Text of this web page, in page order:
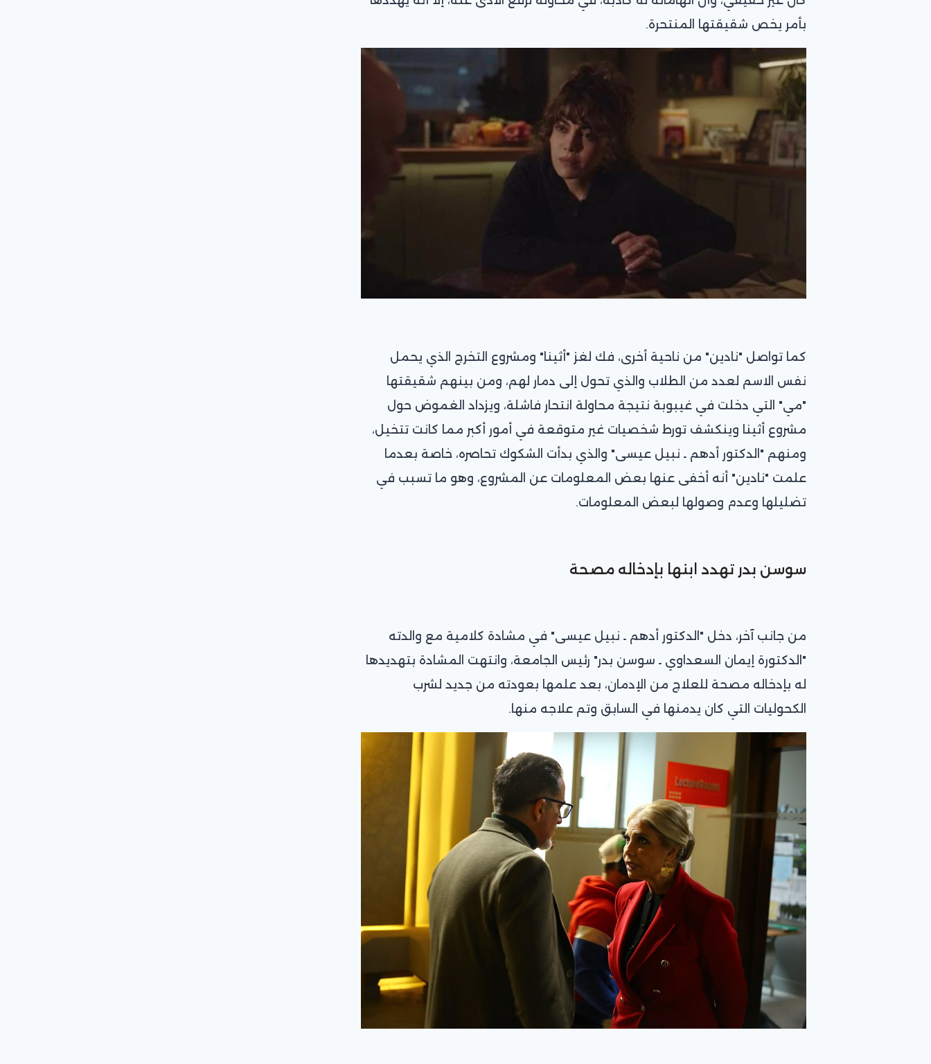
بأمر يخص شقيقتها المنتحرة.
كما تواصل "نادين" من ناحية أخرى، فك لغز "أثينا" ومشروع التخرج الذي يحمل
نفس الاسم لعدد من الطلاب والذي تحول إلى دمار لهم، ومن بينهم شقيقتها
"مي" التي دخلت في غيبوبة نتيجة محاولة انتحار فاشلة، ويزداد الغموض حول
مشروع أثينا وينكشف تورط شخصيات غير متوقعة في أمور أكبر مما كانت تتخيل،
ومنهم "الدكتور أدهم ـ نبيل عيسى" والذي بدأت الشكوك تحاصره، خاصة بعدما
علمت "نادين" أنه أخفى عنها بعض المعلومات عن المشروع، وهو ما تسبب في
تضليلها وعدم وصولها لبعض المعلومات.
سوسن بدر تهدد ابنها بإدخاله مصحة
من جانب آخر، دخل "الدكتور أدهم ـ نبيل عيسى" في مشادة كلامية مع والدته
"الدكتورة إيمان السعداوي ـ سوسن بدر" رئيس الجامعة، وانتهت المشادة بتهديدها
له بإدخاله مصحة للعلاج من الإدمان، بعد علمها بعودته من جديد لشرب
الكحوليات التي كان يدمنها في السابق وتم علاجه منها.